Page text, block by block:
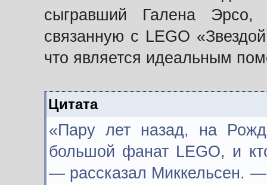
сыгравший Галена Эрсо,
связанную с LEGO
что является идеальным
Цитата
«Пару лет назад, на
большой фанат LEGO, и
— рассказал Миккельсен. —